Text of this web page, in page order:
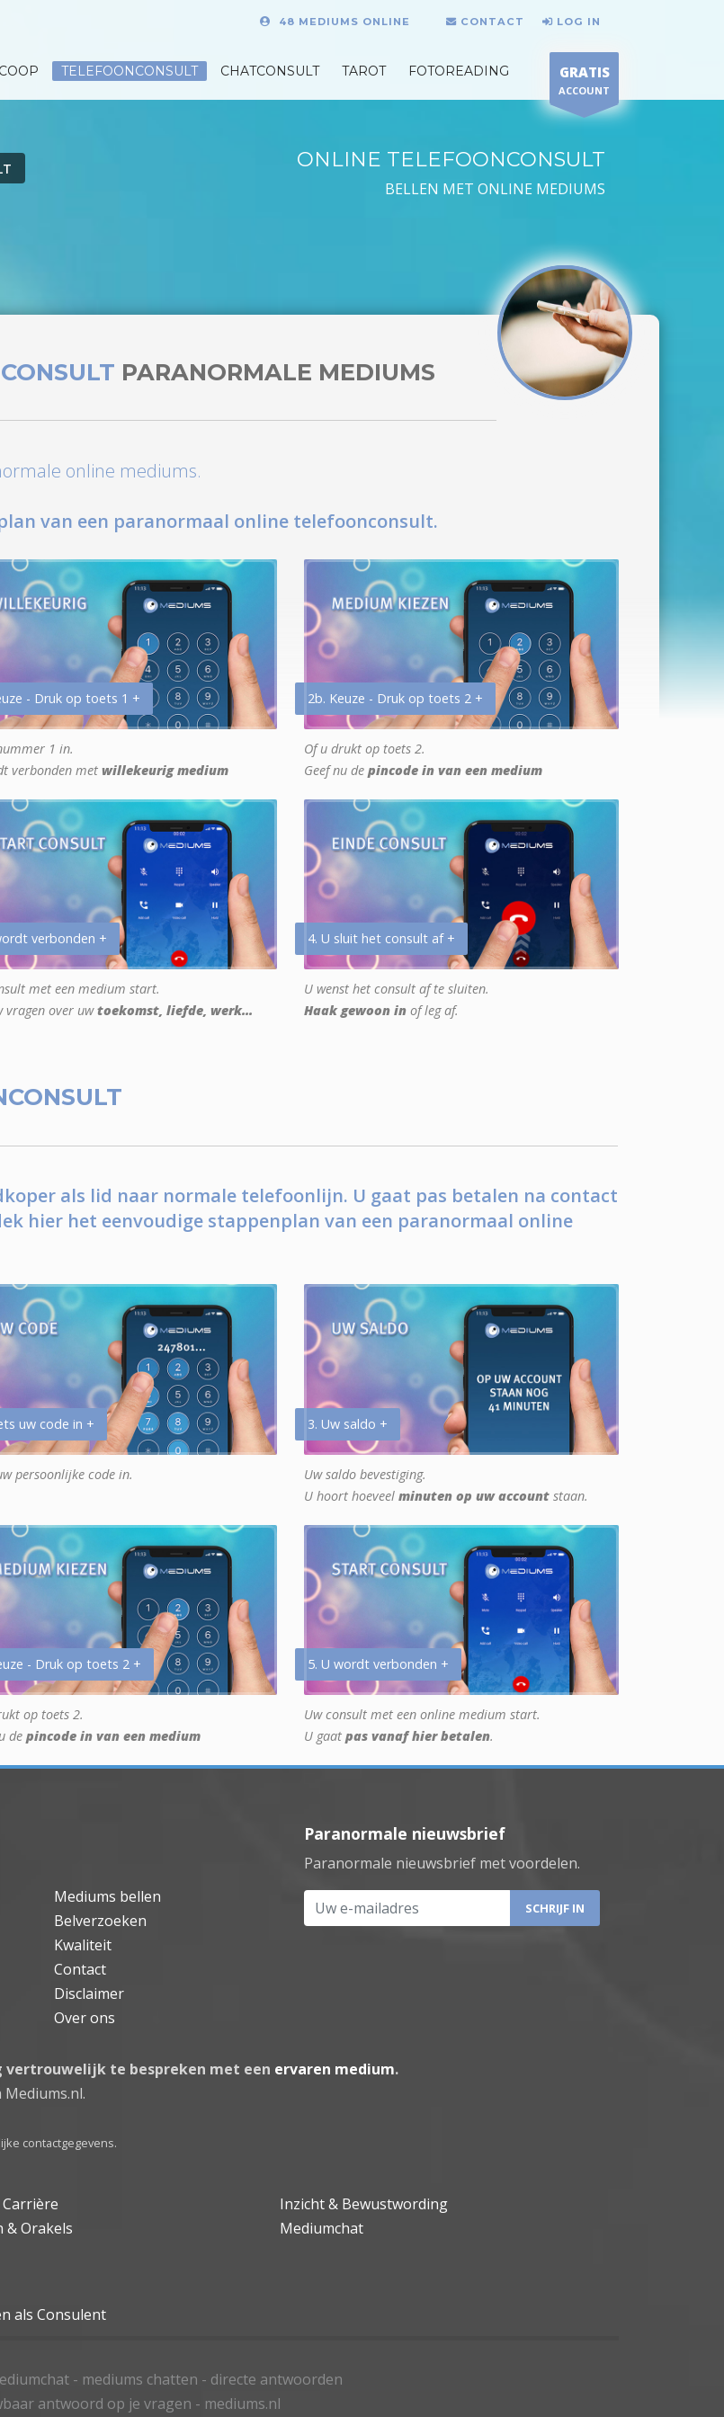
48 MEDIUMS ONLINE CONTACT LOG IN
TELEFOONCONSULT CHATCONSULT TAROT FOTOREADING GRATIS
ACCOUNT
ONLINE TELEFOONCONSULT
BELLEN MET ONLINE MEDIUMS
PARANORMALE MEDIUMS
online mediums.
van een paranormaal online telefoonconsult.
- Druk op toets 1 +
1 in.
verbonden met willekeurig medium
2b. Keuze - Druk op toets 2 +
Of u drukt op toets 2.
Geef nu de pincode in van een medium
verbonden +
met een medium start.
vragen over uwtoekomst, liefde, werk...
4. U sluit het consult af +
U wenst het consult af te sluiten.
Haak gewoon in of leg af.
als lid naar normale telefoonlijn. U gaat pas betalen na contact
hier het eenvoudige stappenplan van een paranormaal online
uw code in +
persoonlijke code in.
3. Uw saldo +
Uw saldo bevestiging.
U hoort hoeveel minuten op uw account staan.
- Druk op toets 2 +
op toets 2.
de pincode in van een medium
5. U wordt verbonden +
Uw consult met een online medium start.
U gaat pas vanaf hier betalen.
Mediums bellen
Belverzoeken
Kwaliteit
Contact
Disclaimer
Over ons
Paranormale nieuwsbrief
Paranormale nieuwsbrief met voordelen.
Uw e-mailadres
vertrouwelijk te bespreken met een ervaren medium.
contactgegevens.
Inzicht & Bewustwording
& Orakels Mediumchat
als Consulent
- mediums chatten - directe antwoorden
antwoord op je vragen - mediums.nl